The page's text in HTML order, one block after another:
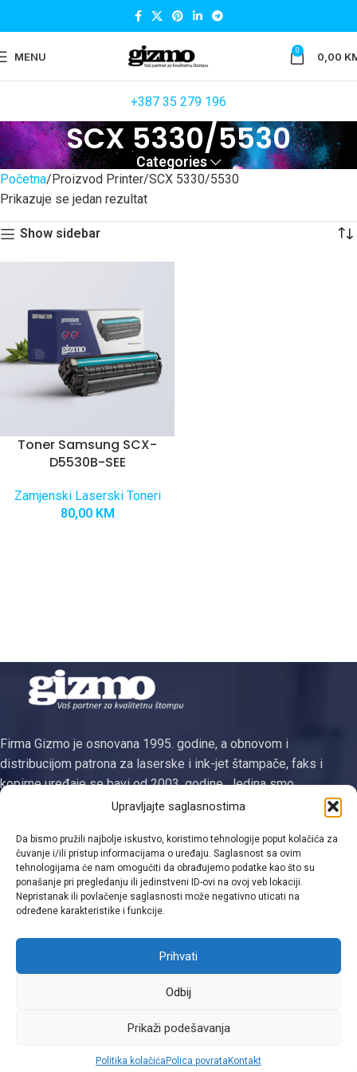
Upravljajte saglasnostima
Da bismo pružili najbolje iskustvo, koristimo tehnologije poput kolačića za
čuvanje i/ili pristup informacijama o uređaju. Saglasnost sa ovim
tehnologijama će nam omogućiti da obrađujemo podatke kao što su
ponašanje pri pregledanju ili jedinstveni ID-ovi na ovoj veb lokaciji.
Nepristanak ili povlačenje saglasnosti može negativno uticati na
određene karakteristike i funkcije.
Prihvati
Odbij
Prikaži podešavanja
Politika kolačića Polica povrata Kontakt
MENU 0 0,00
+387 35 279 196
SCX 5330/5530
Categories
Početna Proizvod Printer SCX 5330/5530
Prikazuje se jedan rezultat
Show sidebar
Toner Samsung SCX-
D5530B-SEE
Zamjenski Laserski Toneri
80,00 KM
Firma Gizmo je osnovana 1995. godine, a obnovom i
distribucijom patrona za laserske i ink-jet štampače, faks i
kopirne uređaje se bavi od 2003. godine. Jedina smo
registrovana firma za proizvodnju tonera i ketridža na području
Kategorije
Linkovi
Moj račun